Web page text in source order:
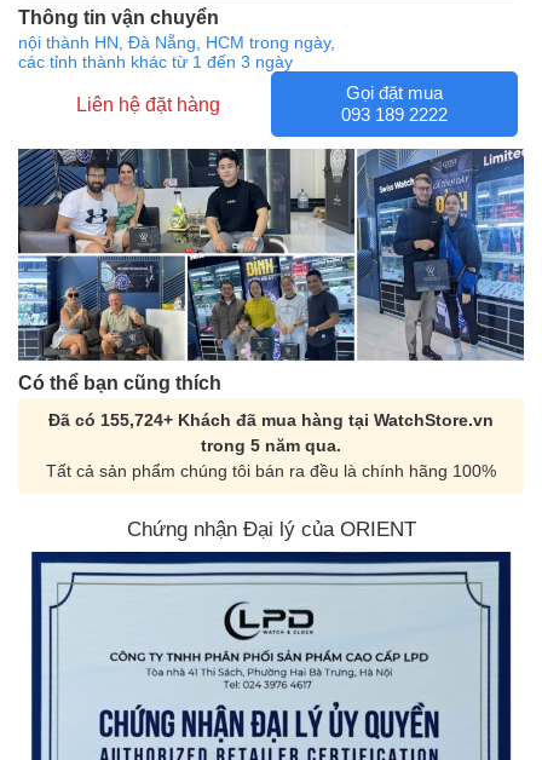
Thông tin vận chuyển
nội thành HN, Đà Nẵng, HCM trong ngày,
các tỉnh thành khác từ 1 đến 3 ngày
Liên hệ đặt hàng
Gọi đặt mua
093 189 2222
Có thể bạn cũng thích
Đã có 155,724+ Khách đã mua hàng tại WatchStore.vn
trong 5 năm qua.
Tất cả sản phẩm chúng tôi bán ra đều là chính hãng 100%
Chứng nhận Đại lý của ORIENT